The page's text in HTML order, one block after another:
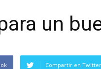
un
Compartir en Twitter